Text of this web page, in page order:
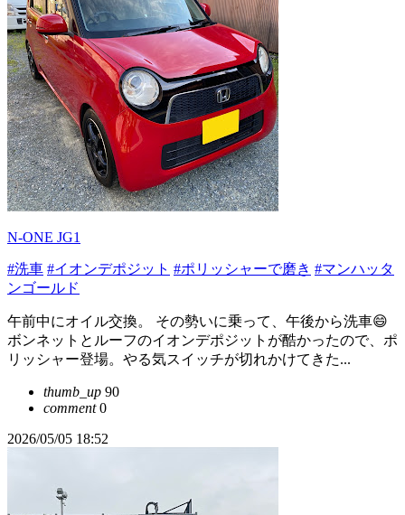
N-ONE JG1
#洗車 #イオンデポジット #ポリッシャーで磨き #マンハッタ
ンゴールド
午前中にオイル交換。 その勢いに乗って、午後から洗車😄
ボンネットとルーフのイオンデポジットが酷かったので、ポ
リッシャー登場。やる気スイッチが切れかけてきた...
thumb_up 90
comment0
2026/05/05 18:52